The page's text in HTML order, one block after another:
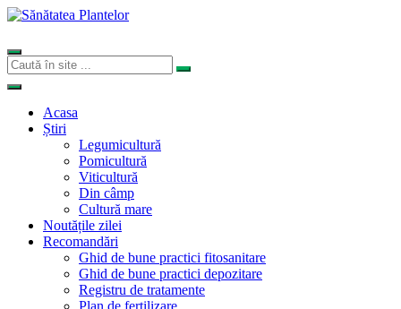
Acasa
Știri
Legumicultură
Pomicultură
Viticultură
Din câmp
Cultură mare
Noutățile zilei
Recomandări
Ghid de bune practici fitosanitare
Ghid de bune practici depozitare
Registru de tratamente
Plan de fertilizare